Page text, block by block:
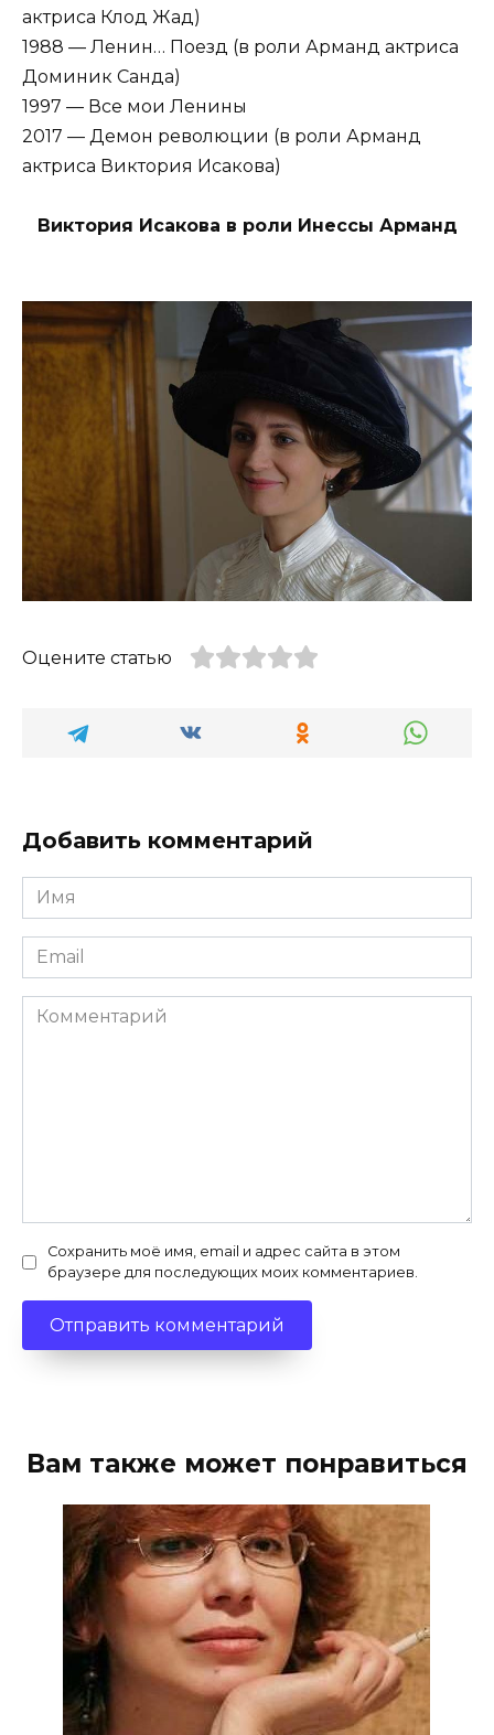
актриса Клод Жад)
1988 — Ленин… Поезд (в роли Арманд актриса
Доминик Санда)
1997 — Все мои Ленины
2017 — Демон революции (в роли Арманд
актриса Виктория Исакова)
Виктория Исакова в роли Инессы Арманд
Оцените статью
Добавить комментарий
Имя
*
Email
*
Комментарий
Сохранить моё имя, email и адрес сайта в этом
браузере для последующих моих комментариев.
Вам также может понравиться